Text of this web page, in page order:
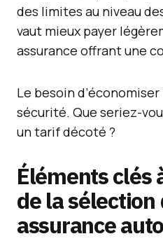
des limites au niveau
vaut mieux payer
assurance offrant une
Le besoin
sécurité. Que seriez-
un tarif décoté ?
Éléments clés
de la sélection
assurance auto